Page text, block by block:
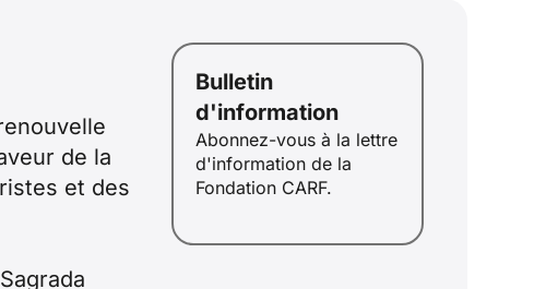
de la
et des
Bulletin
d'information
Abonnez-vous à la lettre
d'information de la
Fondation CARF.